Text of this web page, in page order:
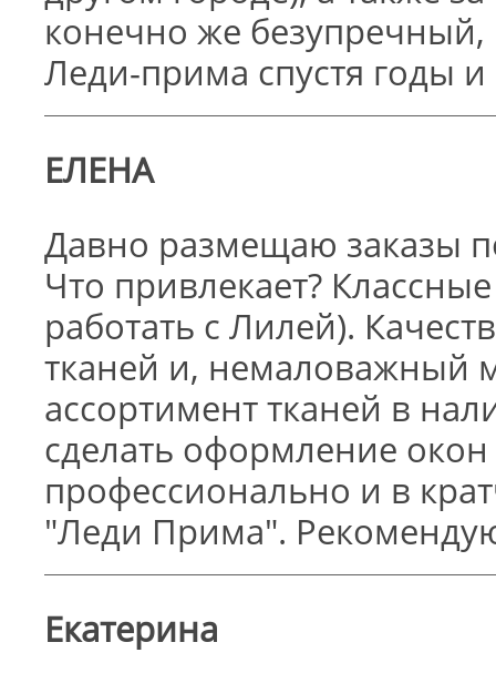
конечно же безупречный,
Леди-прима спустя годы
ЕЛЕНА
Давно размещаю заказы
Что привлекает?
работать с Лилей).
тканей и, немаловажный
ассортимент тканей в
сделать оформление окон
профессионально и в
"Леди Прима".
Екатерина